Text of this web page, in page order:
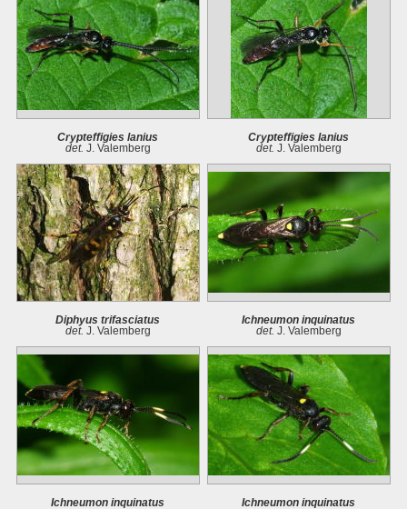
Crypteffigies lanius
det. J. Valemberg
Crypteffigies lanius
det. J. Valemberg
Diphyus trifasciatus
det. J. Valemberg
Ichneumon inquinatus
det. J. Valemberg
Ichneumon inquinatus
Ichneumon inquinatus